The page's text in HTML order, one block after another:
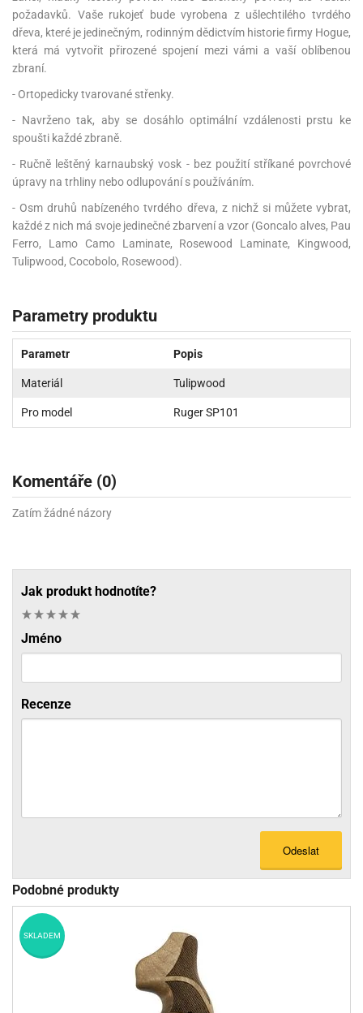
požadavků. Vaše rukojeť bude vyrobena z ušlechtilého tvrdého
dřeva, které je jedinečným, rodinným dědictvím historie firmy Hogue,
která má vytvořit přirozené spojení mezi vámi a vaší oblíbenou
zbraní.
- Ortopedicky tvarované střenky.
- Navrženo tak, aby se dosáhlo optimální vzdálenosti prstu ke
spoušti každé zbraně.
- Ručně leštěný karnaubský vosk - bez použití stříkané povrchové
úpravy na trhliny nebo odlupování s používáním.
- Osm druhů nabízeného tvrdého dřeva, z nichž si můžete vybrat,
každé z nich má svoje jedinečné zbarvení a vzor (Goncalo alves, Pau
Ferro, Lamo Camo Laminate, Rosewood Laminate, Kingwood,
Tulipwood, Cocobolo, Rosewood).
Parametry produktu
Parametr Popis
Materiál Tulipwood
Pro model Ruger SP101
Komentáře (0)
Zatím žádné názory
Jak produkt hodnotíte?
Jméno
Recenze
Odeslat
Podobné produkty
SKLADEM